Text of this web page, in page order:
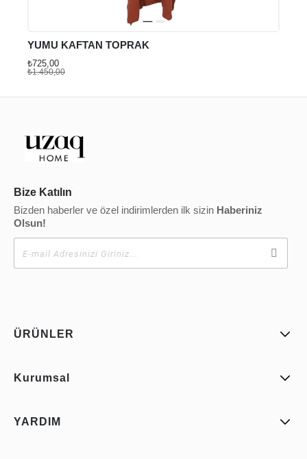
YUMU KAFTAN TOPRAK
₺725,00
₺1.450,00
Bize Katılın
Bizden haberler ve özel indirimlerden ilk sizin Haberiniz
Olsun!
ÜRÜNLER
Kurumsal
YARDIM